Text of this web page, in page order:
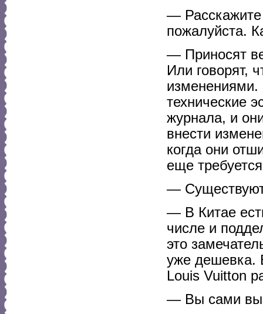
— Расскажите
пожалуйста.
— Приносят
Или говорят,
изменениями.
технические
журнала, и
внести
когда они
еще
— Существуют
— В Китае
числе и
это
уже дешевка.
Louis Vuitton
— Вы сами